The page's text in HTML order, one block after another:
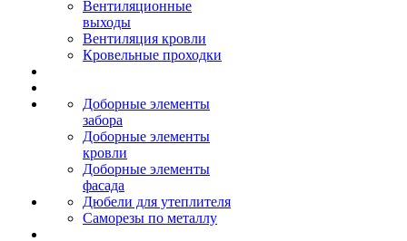
Вентиляционные
выходы
Вентиляция кровли
Кровельные проходки
Доборные элементы
забора
Доборные элементы
кровли
Доборные элементы
фасада
Дюбели для утеплителя
Саморезы по металлу